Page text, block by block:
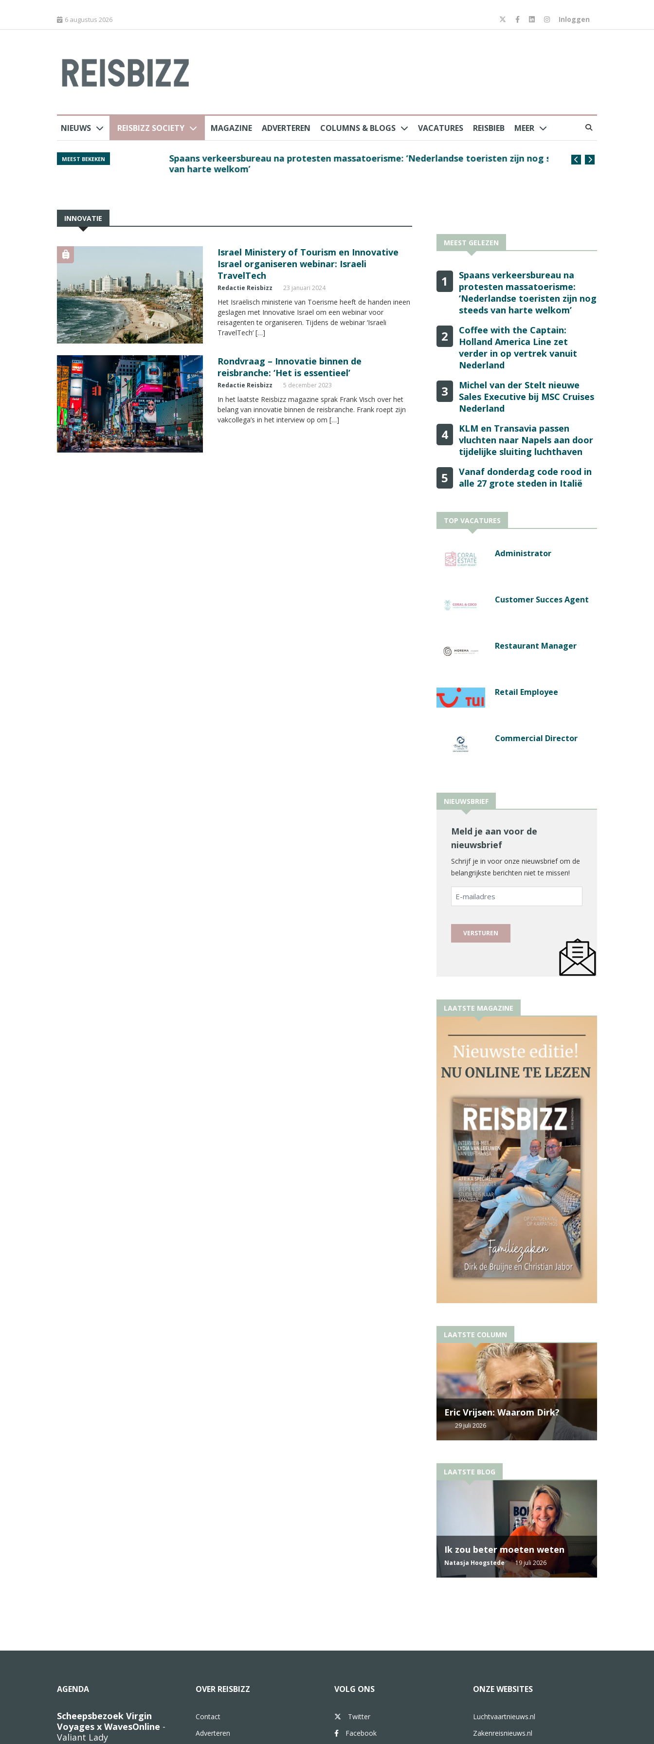
6 augustus 2026 Inloggen
NIEUWS REISBIZZ SOCIETY MAGAZINE ADVERTEREN COLUMNS & BLOGS VACATURES REISBIEB MEER
MEEST BEKEKEN
luchthaven
Spaans verkeersbureau na protesten massatoerisme: ‘Nederlandse toeristen zijn nog steeds
van harte welkom’
Coffee with the
INNOVATIE
Israel Ministery of Tourism en Innovative
Israel organiseren webinar: Israeli
TravelTech
Redactie Reisbizz 23 januari 2024
Het Israëlisch ministerie van Toerisme heeft de handen ineen
geslagen met Innovative Israel om een webinar voor
reisagenten te organiseren. Tijdens de webinar ‘Israeli
TravelTech’ […]
Rondvraag – Innovatie binnen de
reisbranche: ‘Het is essentieel’
Redactie Reisbizz 5 december 2023
In het laatste Reisbizz magazine sprak Frank Visch over het
belang van innovatie binnen de reisbranche. Frank roept zijn
vakcollega’s in het interview op om […]
MEEST GELEZEN
1
Spaans verkeersbureau na
protesten massatoerisme:
‘Nederlandse toeristen zijn nog
steeds van harte welkom’
2
Coffee with the Captain:
Holland America Line zet
verder in op vertrek vanuit
Nederland
3
Michel van der Stelt nieuwe
Sales Executive bij MSC Cruises
Nederland
4
KLM en Transavia passen
vluchten naar Napels aan door
tijdelijke sluiting luchthaven
5
Vanaf donderdag code rood in
alle 27 grote steden in Italië
TOP VACATURES
Administrator
Customer Succes Agent
Restaurant Manager
Retail Employee
Commercial Director
NIEUWSBRIEF
Meld je aan voor de
nieuwsbrief
Schrijf je in voor onze nieuwsbrief om de
belangrijkste berichten niet te missen!
E-
mailadres
LAATSTE MAGAZINE
LAATSTE COLUMN
Eric Vrijsen: Waarom Dirk?
29 juli 2026
LAATSTE BLOG
Ik zou beter moeten weten
Natasja Hoogstede 19 juli 2026
AGENDA
Scheepsbezoek Virgin
Voyages x WavesOnline -
Valiant Lady
OVER REISBIZZ
Contact
Adverteren
VOLG ONS
Twitter
Facebook
ONZE WEBSITES
Luchtvaartnieuws.nl
Zakenreisnieuws.nl